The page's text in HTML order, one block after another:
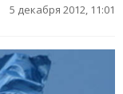
5 декабря 2012, 11:01